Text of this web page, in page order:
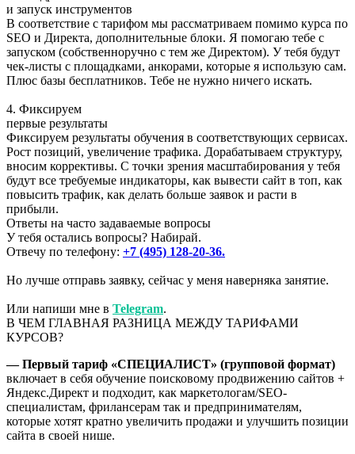
и запуск инструментов
В соответствие с тарифом мы рассматриваем помимо курса по
SEO и Директа, дополнительные блоки. Я помогаю тебе с
запуском (собственноручно с тем же Директом). У тебя будут
чек-листы с площадками, анкорами, которые я использую сам.
Плюс базы бесплатников. Тебе не нужно ничего искать.
4. Фиксируем
первые результаты
Фиксируем результаты обучения в соответствующих сервисах.
Рост позиций, увеличение трафика. Дорабатываем структуру,
вносим коррективы. С точки зрения масштабирования у тебя
будут все требуемые индикаторы, как вывести сайт в топ, как
повысить трафик, как делать больше заявок и расти в
прибыли.
Ответы на часто задаваемые вопросы
У тебя остались вопросы? Набирай.
Отвечу по телефону: +7 (495) 128-20-36.
Но лучше отправь заявку, сейчас у меня наверняка занятие.
Или напиши мне в Telegram.
В ЧЕМ ГЛАВНАЯ РАЗНИЦА МЕЖДУ ТАРИФАМИ
КУРСОВ?
— Первый тариф «СПЕЦИАЛИСТ» (групповой формат)
включает в себя обучение поисковому продвижению сайтов +
Яндекс.Директ и подходит, как маркетологам/SEO-
специалистам, фрилансерам так и предпринимателям,
которые хотят кратно увеличить продажи и улучшить позиции
сайта в своей нише.